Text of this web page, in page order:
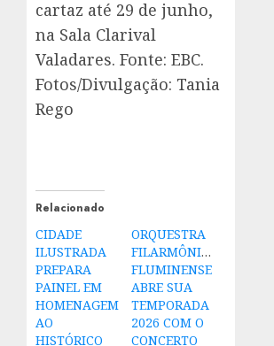
cartaz até 29 de junho,
na Sala Clarival
Valadares. Fonte: EBC.
Fotos/Divulgação: Tania
Rego
Relacionado
CIDADE
ILUSTRADA
PREPARA
PAINEL EM
HOMENAGEM
AO
HISTÓRICO
ORQUESTRA
FILARMÔNICA
FLUMINENSE
ABRE SUA
TEMPORADA
2026 COM O
CONCERTO